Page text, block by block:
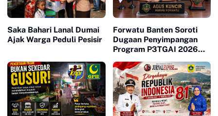
Saka Bahari Lanal Dumai
Ajak Warga Peduli Pesisir
Forwatu Banten Soroti
Dugaan Penyimpangan
Program P3TGAI 2026